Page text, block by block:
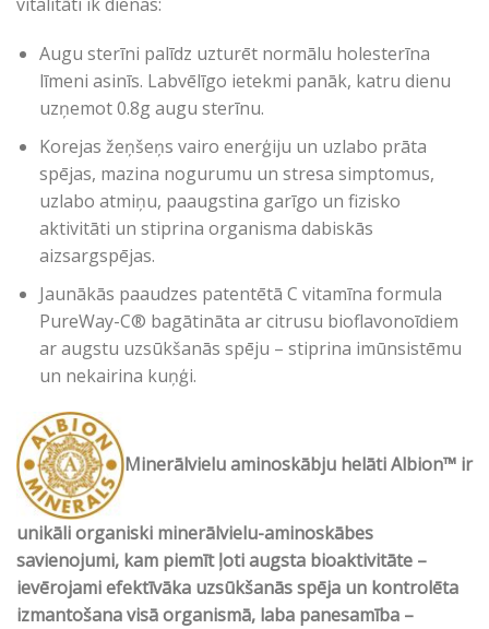
Augu sterīni palīdz uzturēt normālu holesterīna
līmeni asinīs. Labvēlīgo ietekmi panāk, katru dienu
uzņemot 0.8g augu sterīnu.
Korejas žeņšeņs vairo enerģiju un uzlabo prāta
spējas, mazina nogurumu un stresa simptomus,
uzlabo atmiņu, paaugstina garīgo un fizisko
aktivitāti un stiprina organisma dabiskās
aizsargspējas.
Jaunākās paaudzes patentētā C vitamīna formula
PureWay-C® bagātināta ar citrusu bioflavonoīdiem
ar augstu uzsūkšanās spēju – stiprina imūnsistēmu
un nekairina kuņģi.
Minerālvielu aminoskābju helāti Albion™ ir
unikāli organiski minerālvielu-aminoskābes
savienojumi, kam piemīt ļoti augsta bioaktivitāte –
ievērojami efektīvāka uzsūkšanās spēja un kontrolēta
izmantošana visā organismā, laba panesamība –